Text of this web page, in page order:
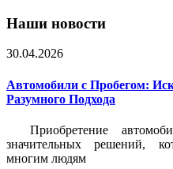
Наши новости
30.04.2026
Автомобили с Пробегом:
Разумного Подхода
Приобретение
значительных решений,
многим людям